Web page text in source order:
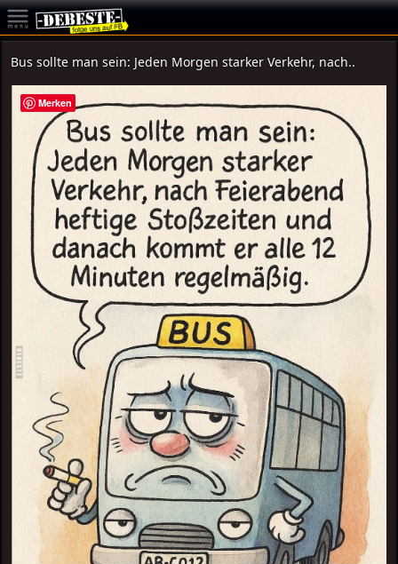
Bus sollte man sein: Jeden Morgen starker Verkehr, nach..
Merken